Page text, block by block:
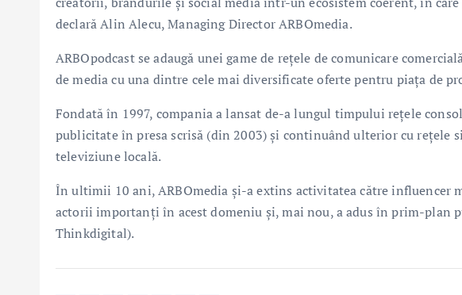
declară Alin Alecu, Managing Director ARBOmedia.
ARBOpodcast se adaugă unei game de rețele de comunicare
de media cu una dintre cele mai diversificate oferte pentru piața de
Fondată în 1997, compania a lansat de-a lungul timpului rețele
publicitate în presa scrisă (din 2003) și continuând ulterior cu rețele
televiziune locală.
În ultimii 10 ani, ARBOmedia și-a extins activitatea către influencer
actorii importanți în acest domeniu și, mai nou, a adus în prim-plan
Thinkdigital).